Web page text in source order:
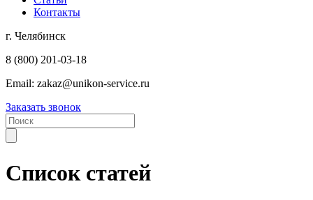
Контакты
г. Челябинск
8 (800) 201-03-18
Email: zakaz@unikon-service.ru
Заказать звонок
Список статей